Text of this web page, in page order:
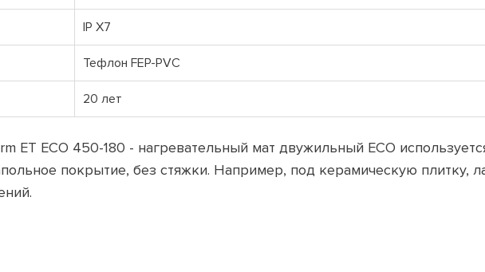
IP X7
Тефлон FEP-PVC
20 лет
ET ECO 450-180 - нагревательный мат двужильный ECO
покрытие, без стяжки. Например, под керамическую плитку,